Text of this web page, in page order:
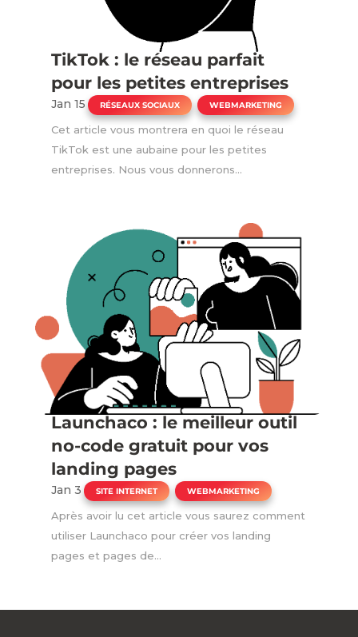
TikTok : le réseau parfait
pour les petites entreprises
Jan 15 | RÉSEAUX SOCIAUX , WEBMARKETING
Cet article vous montrera en quoi le réseau
TikTok est une aubaine pour les petites
entreprises. Nous vous donnerons...
Launchaco : le meilleur outil
no-code gratuit pour vos
landing pages
Jan 3 | SITE INTERNET , WEBMARKETING
Après avoir lu cet article vous saurez comment
utiliser Launchaco pour créer vos landing
pages et pages de...